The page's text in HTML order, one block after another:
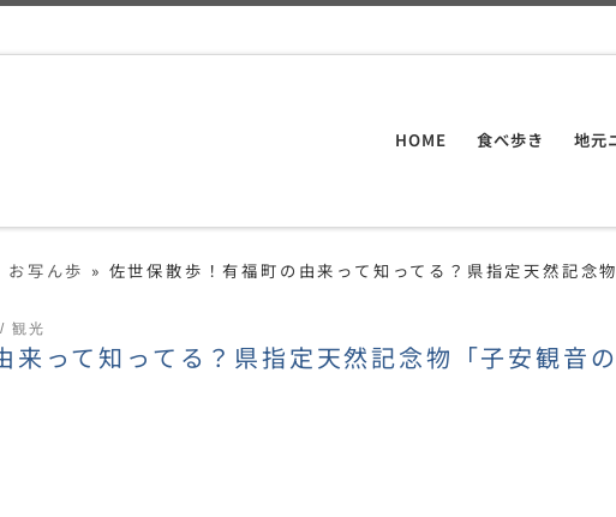
HOME 食べ歩き 地元
お写ん歩 » 佐世保散歩！有福町の由来って知ってる？県指定天然記念
観光
来って知ってる？県指定天然記念物「子安観音